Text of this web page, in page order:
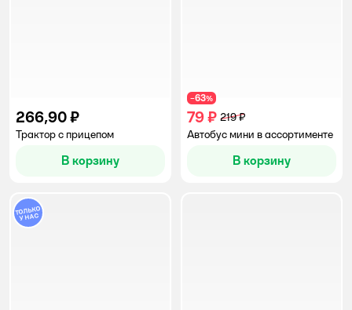
266,90 ₽
Трактор с прицепом
В корзину
−63%
79 ₽ 219 ₽
Автобус мини в ассортименте
В корзину